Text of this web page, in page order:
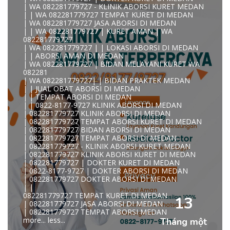
| WA 082281779727 - KLINIK ABORSI KURET MEDAN
| | WA 082281779727 TEMPAT KURET DI MEDAN
| WA 082281779727 JASA ABORSI DI MEDAN
| | WA 082281779727 | KURET AMAN | WA
082281779727
| WA 082281779727 | | LOKASI ABORSI DI MEDAN
| | ABORSI AMAN DI MEDAN
| WA 082281779727 | BIDAN MELAYANI KURET WA
082281
| WA 082281779727| | BIDAN PRAKTEK MEDAN
| | JUAL OBAT ABORSI DI MEDAN
| | TEMPAT ABORSI DI MEDAN
| | 0822-8177-9727 KLINIK ABORSI DI MEDAN
| 082281779727 KLINIK ABORSI DI MEDAN
| 082281779727 TEMPAT ABORSI KURET DI MEDAN
| 082281779727 BIDAN ABORSI DI MEDAN
| 082281779727 TEMPAT ABORSI DI MEDAN
| 082281779727 - KLINIK ABORSI KURET MEDAN
| 082281779727 KLINIK ABORSI KURET DI MEDAN
| 082281779727 | DOKTER KURET DI MEDAN
| 0822-8177-9727 | DOKTER ABORSI DI MEDAN
| 082281779727 DOKTER ABORSI DI MEDAN
| |
082281779727 TEMPAT KURET DI MEDAN
| 082281779727 JASA ABORSI DI MEDAN
| 082281779727 TEMPAT ABORSI MEDAN
more... less...
13
Tháng một
KLINIK ABORSI KURET MEDAN WA 082281779727 KLINIK
A
0822/81779/727 TEMPAT ABORSI MEDAN
WA 082281779727 DOKTER ABORSI MEDAN
WA 082281779727 KLINIK ABORSI MEDAN
WA 082281779727 TEMPAT ABORSI KURET MEDAN
082281779727 BIDAN ABORSI DI MEDAN
082281779727 DOKTER ABORSI DI MEDAN
WA 0822*81779*727 TEMPAT ABORSI MEDAN
WA 082281779727 DOKTER KURET DI MEDAN
WA 082281779727 TEMPAT KURET DI MEDAN
WA 082281779727 JASA ABORSI DI MEDAN
| WA 082-281-779-727 KURET AMAN WA 082281779727
TE
| WA 082-281-779-727 LOKASI ABORSI DI MEDAN
082-281-779-727 ABORSI AMAN DI MEDAN
| WA 082281779727 BIDAN MELAYANI KURET WA
08228177
WA 082281779727 BIDAN PRAKTEK MEDAN
| KLINIK ABORSI MEDAN
WA 082281779727 TEMPAT ABORSI DI MEDAN
| 082281779727 KLINIK ABORSI MEDAN
| WA 0822-8177-9727 DOKTER ABORSI DI MEDAN
| WA 082*2817797*27 BIDAN ABORSI DI MEDAN